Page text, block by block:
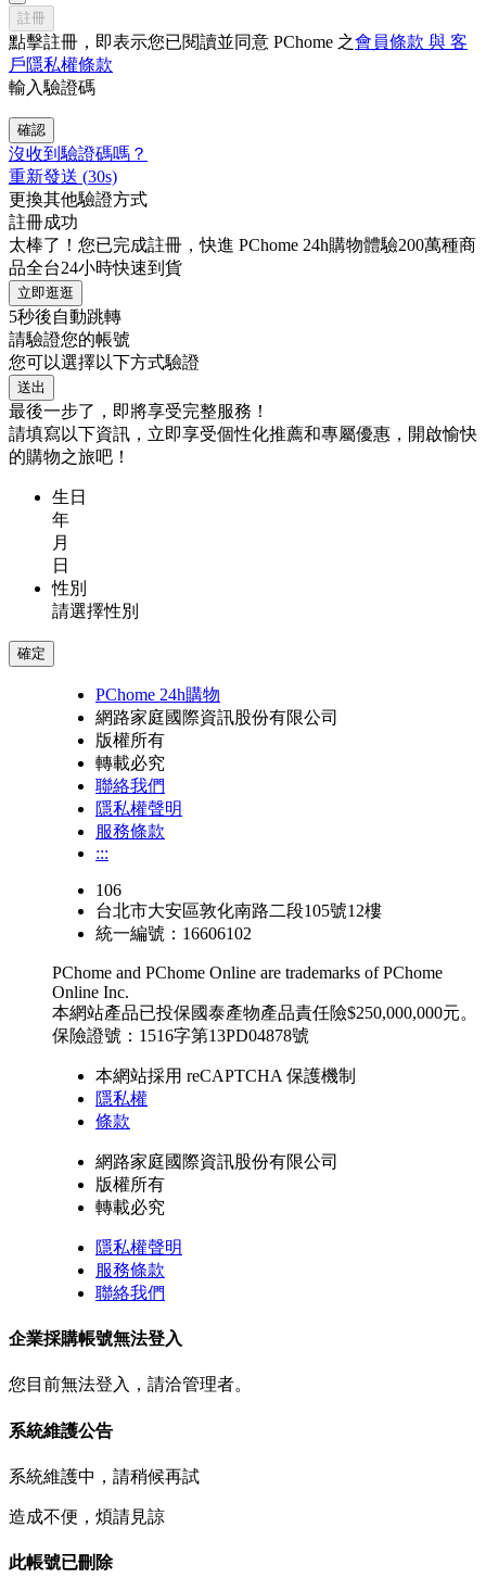
註冊
點擊註冊，即表示您已閱讀並同意 PChome 之會員條款 與 客
戶隱私權條款
輸入驗證碼
確認
沒收到驗證碼嗎？
重新發送 (30s)
更換其他驗證方式
註冊成功
太棒了！您已完成註冊，快進 PChome 24h購物體驗200萬種商
品全台24小時快速到貨
立即逛逛
5秒後自動跳轉
請驗證您的帳號
您可以選擇以下方式驗證
送出
最後一步了，即將享受完整服務！
請填寫以下資訊，立即享受個性化推薦和專屬優惠，開啟愉快
的購物之旅吧！
生日
年
月
日
性別
請選擇性別
確定
PChome 24h購物
網路家庭國際資訊股份有限公司
版權所有
轉載必究
聯絡我們
隱私權聲明
服務條款
:::
106
台北市大安區敦化南路二段105號12樓
統一編號：16606102
PChome and PChome Online are trademarks of PChome
Online Inc.
本網站產品已投保國泰產物產品責任險$250,000,000元。
保險證號：1516字第13PD04878號
本網站採用 reCAPTCHA 保護機制
隱私權
條款
網路家庭國際資訊股份有限公司
版權所有
轉載必究
隱私權聲明
服務條款
聯絡我們
企業採購帳號無法登入
您目前無法登入，請洽管理者。
系統維護公告
系統維護中，請稍候再試
造成不便，煩請見諒
此帳號已刪除